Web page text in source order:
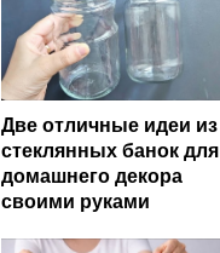
Две отличные идеи из
стеклянных банок для
домашнего декора
своими руками